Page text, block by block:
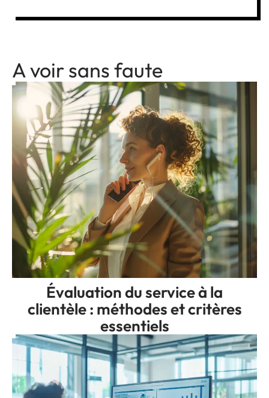
A voir sans faute
Évaluation du service à la
clientèle : méthodes et critères
essentiels